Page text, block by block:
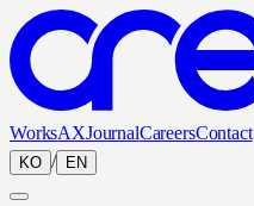
WorksAXJournalCareersContact
KO / EN